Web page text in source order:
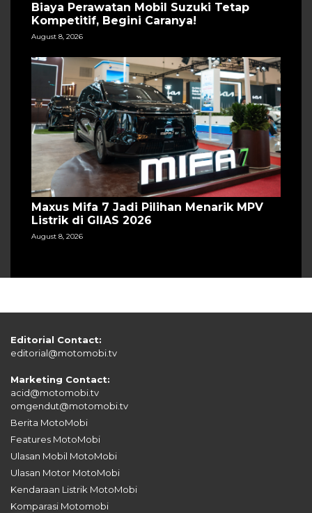
Biaya Perawatan Mobil Suzuki Tetap
Kompetitif, Begini Caranya!
August 8, 2026
Maxus Mifa 7 Jadi Pilihan Menarik MPV
Listrik di GIIAS 2026
August 8, 2026
Editorial Contact:
editorial@motomobi.tv
Marketing Contact:
acid@motomobi.tv
omgendut@motomobi.tv
Berita MotoMobi
Features MotoMobi
Ulasan Mobil MotoMobi
Ulasan Motor MotoMobi
Kendaraan Listrik MotoMobi
Komparasi Motomobi